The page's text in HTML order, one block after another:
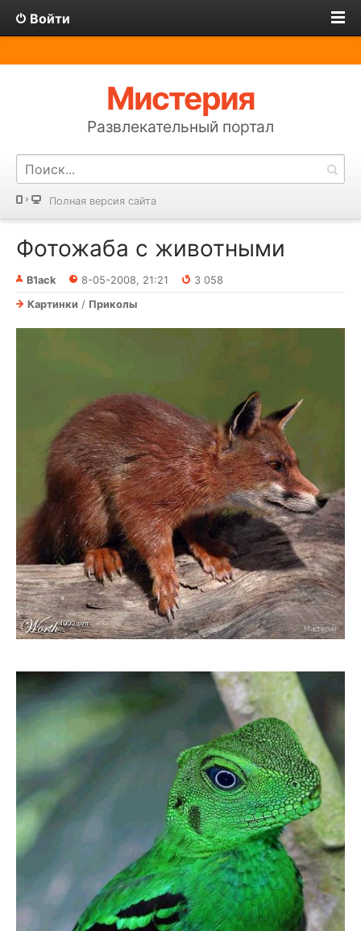
Войти
Мистерия
Развлекательный портал
Полная версия сайта
Фотожаба с животными
B1ack 8-05-2008, 21:21
3 058
Картинки / Приколы